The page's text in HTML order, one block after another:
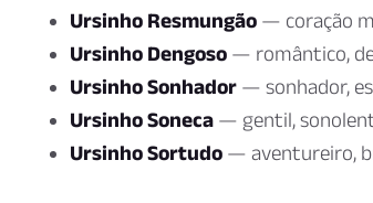
Ursinho Resmungão — coração
Ursinho Dengoso — romântico,
Ursinho Sonhador — sonhador,
Ursinho Soneca — gentil,
Ursinho Sortudo — aventureiro,